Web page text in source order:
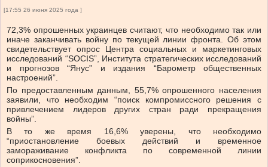
[17:55 26 июня 2025 года ]
72,3% опрошенных украинцев считают, что необходимо так или
иначе заканчивать войну по текущей линии фронта. Об этом
свидетельствует опрос Центра социальных и маркетинговых
исследований “SOCIS”, Института стратегических исследований
и прогнозов “Янус” и издания “Барометр общественных
настроений”.
По предоставленным данным, 55,7% опрошенного населения
заявили, что необходим “поиск компромиссного решения с
привлечением лидеров других стран ради прекращения
войны”.
В то же время 16,6% уверены, что необходимо
“приостановление боевых действий и временное
замораживание конфликта по современной линии
соприкосновения”.